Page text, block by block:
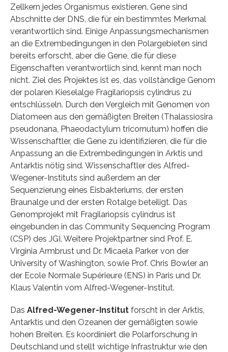
Zellkern jedes Organismus existieren. Gene sind
Abschnitte der DNS, die für ein bestimmtes Merkmal
verantwortlich sind. Einige Anpassungsmechanismen
an die Extrembedingungen in den Polargebieten sind
bereits erforscht, aber die Gene, die für diese
Eigenschaften verantwortlich sind, kennt man noch
nicht. Ziel des Projektes ist es, das vollständige Genom
der polaren Kieselalge Fragilariopsis cylindrus zu
entschlüsseln. Durch den Vergleich mit Genomen von
Diatomeen aus den gemäßigten Breiten (Thalassiosira
pseudonana, Phaeodactylum tricornutum) hoffen die
Wissenschaftler, die Gene zu identifizieren, die für die
Anpassung an die Extrembedingungen in Arktis und
Antarktis nötig sind. Wissenschaftler des Alfred-
Wegener-Instituts sind außerdem an der
Sequenzierung eines Eisbakteriums, der ersten
Braunalge und der ersten Rotalge beteiligt. Das
Genomprojekt mit Fragilariopsis cylindrus ist
eingebunden in das Community Sequencing Program
(CSP) des JGI. Weitere Projektpartner sind Prof. E.
Virginia Armbrust und Dr. Micaela Parker von der
University of Washington, sowie Prof. Chris Bowler an
der Ecole Normale Supérieure (ENS) in Paris und Dr.
Klaus Valentin vom Alfred-Wegener-Institut.
Das Alfred-Wegener-Institut forscht in der Arktis,
Antarktis und den Ozeanen der gemäßigten sowie
hohen Breiten. Es koordiniert die Polarforschung in
Deutschland und stellt wichtige Infrastruktur wie den